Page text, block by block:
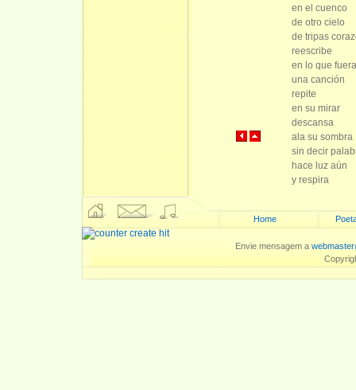
en el cuenco
de otro cielo
de tripas
reescribe
en lo que
una canción
repite
en su mirar
descansa
ala su sombra
sin decir
hace luz aún
y respira
Home
Envie mensagem a